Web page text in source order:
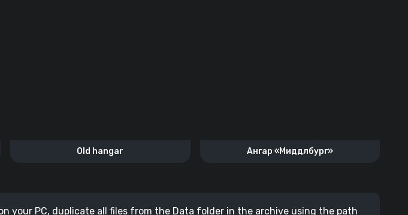
Old hangar Ангар «Миддлбург»
your PC, duplicate all files from the Data folder in the archive using the path